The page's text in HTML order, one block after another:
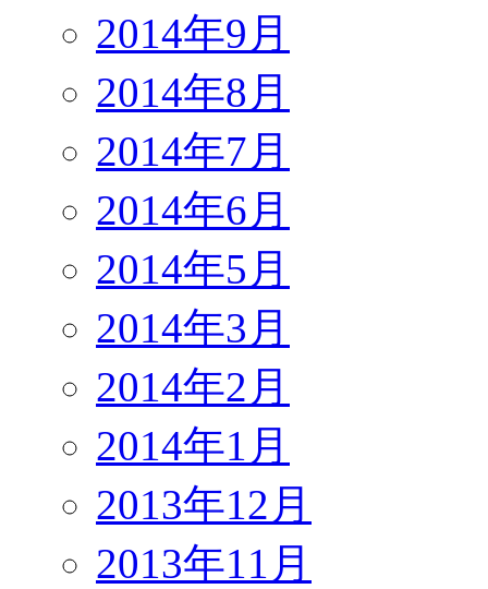
2014年9月
2014年8月
2014年7月
2014年6月
2014年5月
2014年3月
2014年2月
2014年1月
2013年12月
2013年11月